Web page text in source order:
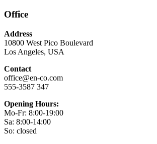
Office
Address
10800 West Pico Boulevard
Los Angeles, USA
Contact
office@en-co.com
555-3587 347
Opening Hours:
Mo-Fr: 8:00-19:00
Sa: 8:00-14:00
So: closed